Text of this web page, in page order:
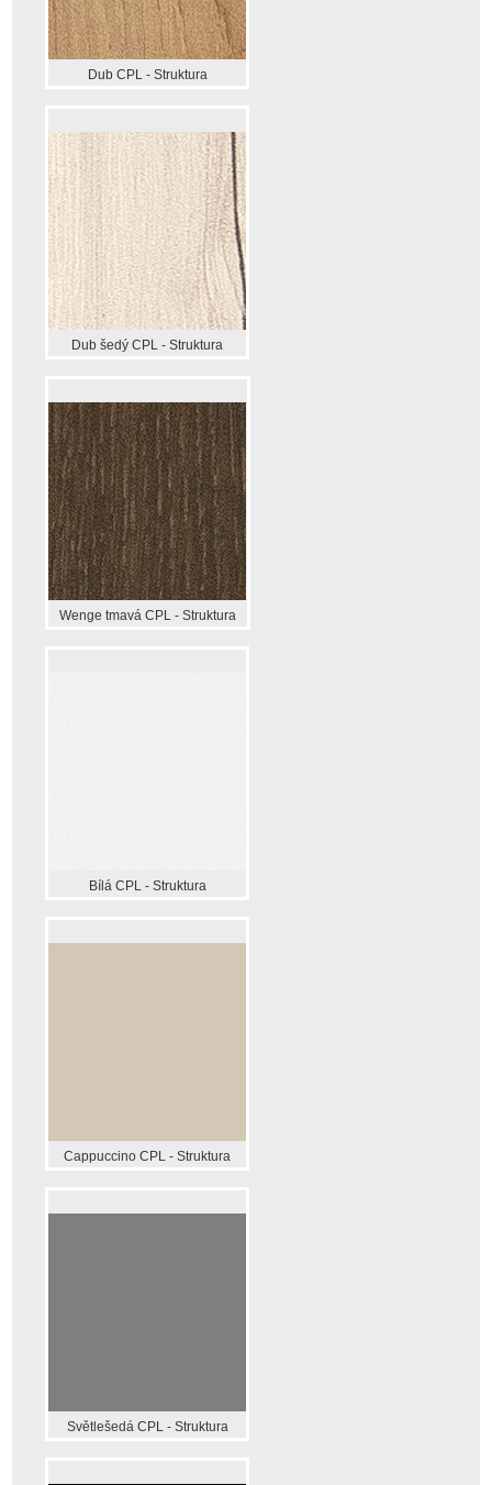
Dub CPL - Struktura
Dub šedý CPL - Struktura
Wenge tmavá CPL - Struktura
Bílá CPL - Struktura
Cappuccino CPL - Struktura
Světlešedá CPL - Struktura